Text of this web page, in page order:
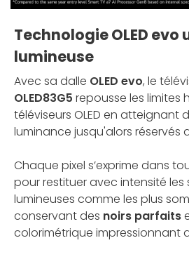
Technologie OLED evo
lumineuse
Avec sa dalle OLED evo, le
OLED83G5 repousse les limites
téléviseurs OLED en atteignant
luminance jusqu'alors réservés
Chaque pixel s’exprime dans
pour restituer avec intensité les
lumineuses comme les plus
conservant des noirs parfaits
colorimétrique impressionnant